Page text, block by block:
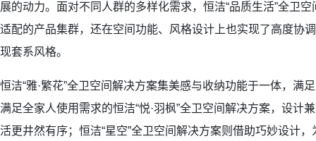
展的动力。面对不同人群的多样化需求，恒洁“品质生活”全卫
适配的产品集群，还在空间功能、风格设计上也实现了高度协
现套系风格。
恒洁“雅·繁花”全卫空间解决方案集美感与收纳功能于一体，满
满足全家人使用需求的恒洁“悦·羽枫”全卫空间解决方案，设计
活更井然有序；恒洁“星空”全卫空间解决方案则借助巧妙设计